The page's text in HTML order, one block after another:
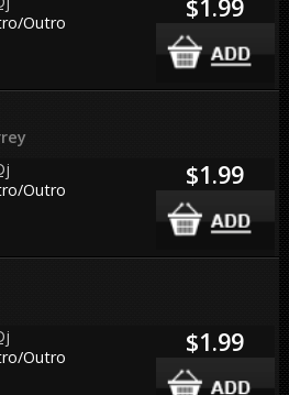
Outro
$1.99
Outro
$1.99
Outro
$1.99